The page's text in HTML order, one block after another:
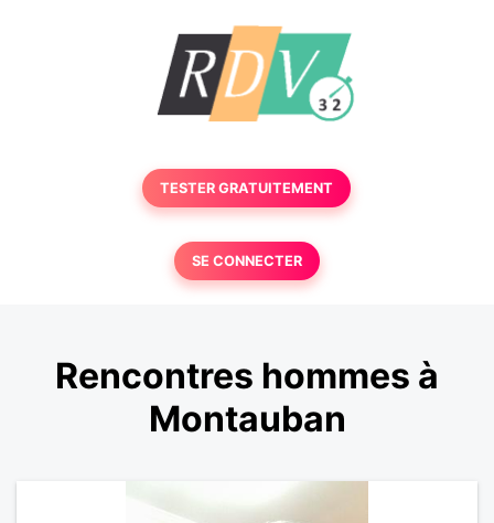
TESTER GRATUITEMENT
SE CONNECTER
Rencontres hommes à
Montauban